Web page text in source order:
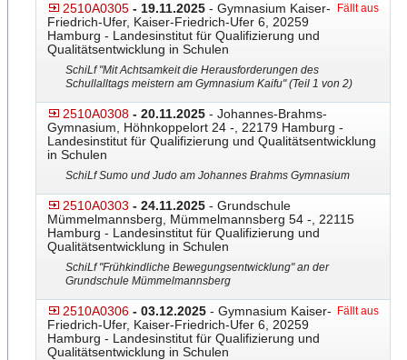
2510A0305 - 19.11.2025 - Gymnasium Kaiser-
Friedrich-Ufer, Kaiser-Friedrich-Ufer 6, 20259
Hamburg - Landesinstitut für Qualifizierung und
Qualitätsentwicklung in Schulen
Fällt aus
SchiLf "Mit Achtsamkeit die Herausforderungen des
Schullalltags meistern am Gymnasium Kaifu" (Teil 1 von 2)
2510A0308 - 20.11.2025 - Johannes-Brahms-
Gymnasium,
​ Höhnkoppelort 24 -, 22179 Hamburg -
Landesinstitut für Qualifizierung und Qualitätsentwicklung
in Schulen
SchiLf Sumo und Judo am Johannes Brahms Gymnasium
2510A0303 - 24.11.2025 - Grundschule
Mümmelmannsberg, Mümmelmannsberg 54 -, 22115
Hamburg - Landesinstitut für Qualifizierung und
Qualitätsentwicklung in Schulen
SchiLf "Frühkindliche Bewegungsentwicklung" an der
Grundschule Mümmelmannsberg
2510A0306 - 03.12.2025 - Gymnasium Kaiser-
Friedrich-Ufer, Kaiser-Friedrich-Ufer 6, 20259
Hamburg - Landesinstitut für Qualifizierung und
Qualitätsentwicklung in Schulen
Fällt aus